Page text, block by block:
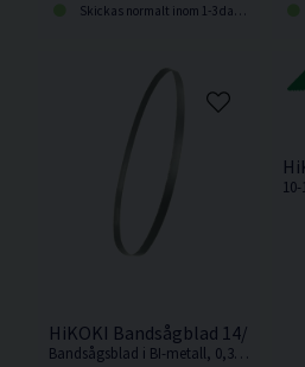
Skickas normalt inom 1-3 dagar
HiKOKI Bandsågblad 14/18TPI
Bandsågsblad i BI-metall, 0,35 mm tjockt, men ändå otroligt starkt